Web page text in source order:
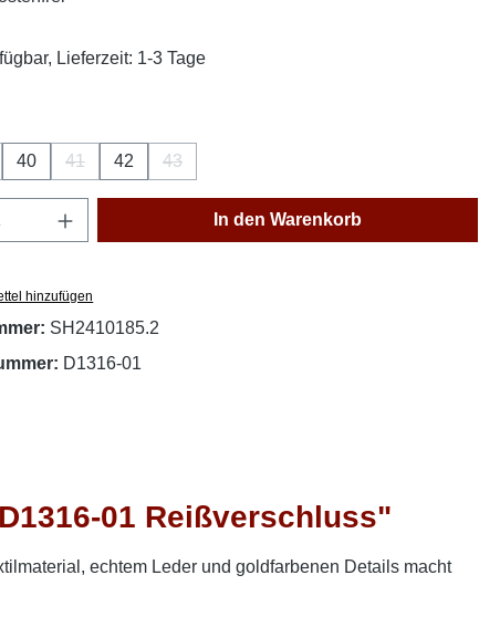
Lieferzeit: 1-3 Tage
40 41 42 43
Anzahl: Gib den gewünschten Wert ein
In den Warenkorb
hinzufügen
SH2410185.2
D1316-01
01 Reißverschluss"
echtem Leder und goldfarbenen Details macht